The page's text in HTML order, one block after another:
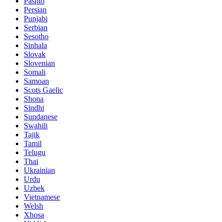
Persian
Punjabi
Serbian
Sesotho
Sinhala
Slovak
Slovenian
Somali
Samoan
Scots Gaelic
Shona
Sindhi
Sundanese
Swahili
Tajik
Tamil
Telugu
Thai
Ukrainian
Urdu
Uzbek
Vietnamese
Welsh
Xhosa